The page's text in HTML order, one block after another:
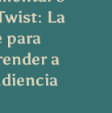
La
para
a